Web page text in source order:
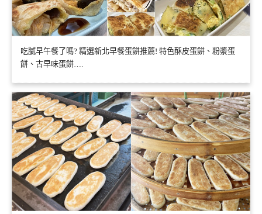
吃膩早午餐了嗎? 精選新北早餐蛋餅推薦! 特色酥皮蛋餅、粉漿蛋
餅、古早味蛋餅….